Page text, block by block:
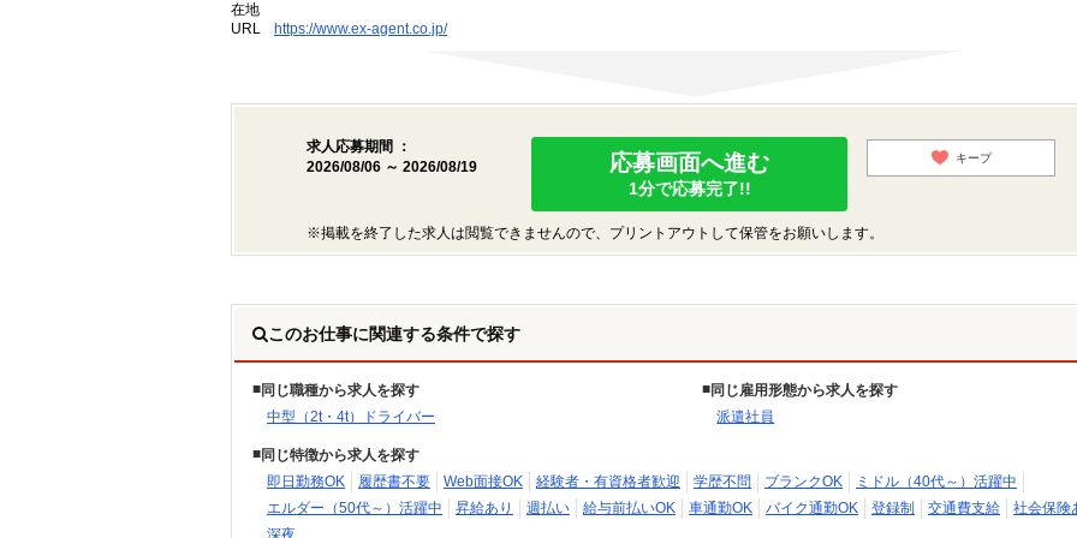
在地
URL
https://www.ex-agent.co.jp/
求人応募期間 ：
2026/08/06 ～ 2026/08/19
応募画面へ進む
1分で応募完了!!
キープ
※掲載を終了した求人は閲覧できませんので、プリントアウトして保管をお願いします。
このお仕事に関連する条件で探す
同じ職種から求人を探す
中型（2t・4t）ドライバー
同じ雇用形態から求人を探す
派遣社員
同じ特徴から求人を探す
即日勤務OK
履歴書不要 Web面接OK 経験者・有資格者歓迎 学歴不問 ブランクOK
ミドル（40代～）活躍中
エルダー（50代～）活躍中
昇給あり 週払い 給与前払いOK 車通勤OK バイク通勤OK 登録制 交通費支給
社会保険
深夜